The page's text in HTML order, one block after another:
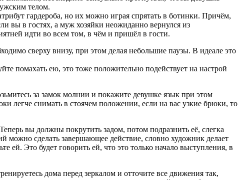
телом.
гардероба, но их можно играя спрятать в ботинки. Причём,
вы в гостях, а муж хозяйки неожиданно вернулся из
идти во всем том, в чём и пришёл в гости.
сверху внизу, при этом делая небольшие паузы. В идеале это
помахать ею, это тоже положительно подействует на настрой
за замок молнии и покажите девушке язык при этом
легче снимать в стоячем положении, если на вас узкие брюки, то
вы должны покрутить задом, потом подразнить её, слегка
можно сделать завершающее действие, словно художник делает
ей. Это будет говорить ей, что это только начало выступления, в
дома перед зеркалом и отточите все движения так,